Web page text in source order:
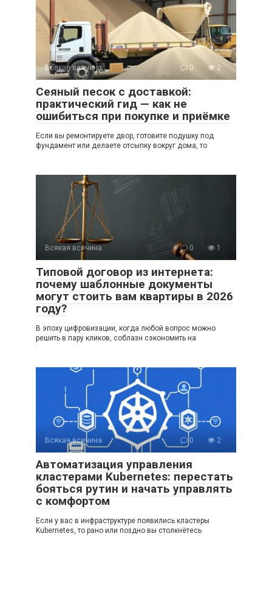
Всякая всячина 0 2
Сеяный песок с доставкой:
практический гид — как не
ошибиться при покупке и приёмке
Если вы ремонтируете двор, готовите подушку под
фундамент или делаете отсыпку вокруг дома, то
Всякая всячина 0 1
Типовой договор из интернета:
почему шаблонные документы
могут стоить вам квартиры в 2026
году?
В эпоху цифровизации, когда любой вопрос можно
решить в пару кликов, соблазн сэкономить на
Всякая всячина 0 2
Автоматизация управления
кластерами Kubernetes: перестать
бояться рутин и начать управлять
с комфортом
Если у вас в инфраструктуре появились кластеры
Kubernetes, то рано или поздно вы столкнётесь